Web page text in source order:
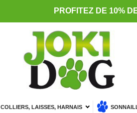
PROFITEZ DE 10%
COLLIERS, LAISSES, HARNAIS